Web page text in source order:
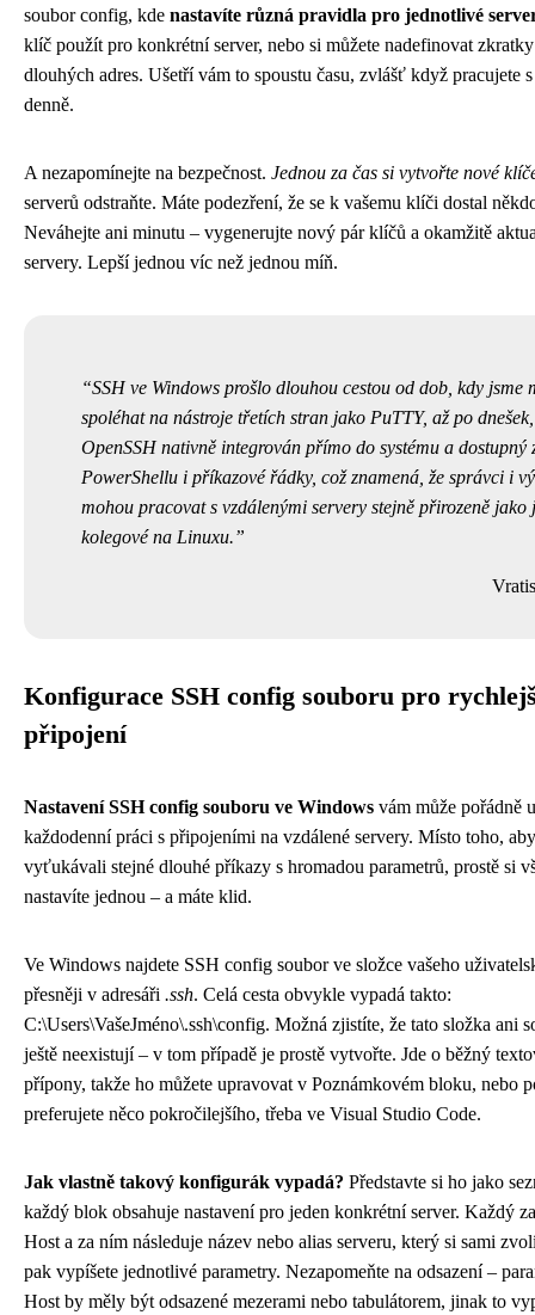
soubor config, kde nastavíte různá pravidla pro jednotlivé
klíč použít pro konkrétní server, nebo si můžete nadefinovat
dlouhých adres. Ušetří vám to spoustu času, zvlášť když pracujete
denně.
A nezapomínejte na bezpečnost. Jednou za čas si vytvořte nové
serverů odstraňte. Máte podezření, že se k vašemu klíči dostal
Neváhejte ani minutu – vygenerujte nový pár klíčů a okamžitě
servery. Lepší jednou víc než jednou míň.
SSH ve Windows prošlo dlouhou cestou od dob, kdy jsme
spoléhat na nástroje třetích stran jako PuTTY, až po
OpenSSH nativně integrován přímo do systému a dostupný
PowerShellu i příkazové řádky, což znamená, že správci i
mohou pracovat s vzdálenými servery stejně přirozeně jako
kolegové na Linuxu.
Konfigurace SSH config souboru pro
připojení
Nastavení SSH config souboru ve Windows vám může pořádně
každodenní práci s připojeními na vzdálené servery. Místo toho,
vyťukávali stejné dlouhé příkazy s hromadou parametrů, prostě si
nastavíte jednou – a máte klid.
Ve Windows najdete SSH config soubor ve složce vašeho
přesněji v adresáři .ssh. Celá cesta obvykle vypadá takto:
C:\Users\VašeJméno\.ssh\config. Možná zjistíte, že tato složka ani
ještě neexistují – v tom případě je prostě vytvořte. Jde o běžný
přípony, takže ho můžete upravovat v Poznámkovém bloku, nebo
preferujete něco pokročilejšího, třeba ve Visual Studio Code.
Jak vlastně takový konfigurák vypadá? Představte si ho jako
každý blok obsahuje nastavení pro jeden konkrétní server. Každý
Host a za ním následuje název nebo alias serveru, který si sami
pak vypíšete jednotlivé parametry. Nezapomeňte na odsazení –
Host by měly být odsazené mezerami nebo tabulátorem, jinak to